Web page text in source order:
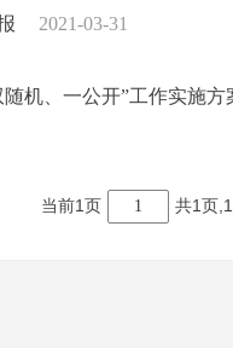
2021-03-31
机、一公开”工作实施方
当前1页 1 共1页